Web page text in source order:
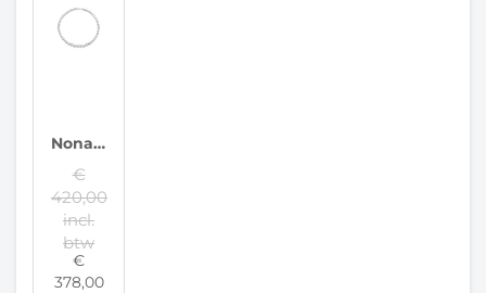
Nona Ketting 93635
€
420,00
incl.
btw
€
378,00